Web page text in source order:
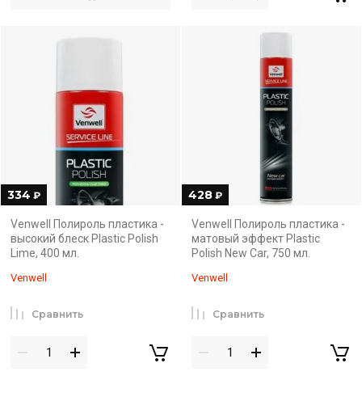
334 ₽
Venwell Полироль пластика -
высокий блеск Plastic Polish
Lime, 400 мл.
Venwell
Сравнить
428 ₽
Venwell Полироль пластика -
матовый эффект Plastic
Polish New Car, 750 мл.
Venwell
Сравнить